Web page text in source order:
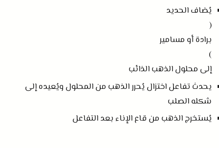
يُضاف الحديد
(
برادة أو مسامير
)
إلى محلول الذهب الذائب
يحدث تفاعل اختزال يُحرر الذهب من المحلول ويُعيده إلى
شكله الصلب
يُستخرج الذهب من قاع الإناء بعد التفاعل